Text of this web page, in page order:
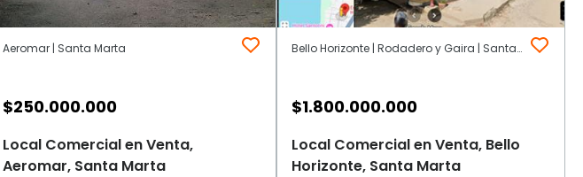
Aeromar | Santa Marta
$250.000.000
Local Comercial en Venta,
Aeromar, Santa Marta
Bello Horizonte | Rodadero y Gaira | Santa Marta
$1.800.000.000
Local Comercial en Venta, Bello
Horizonte, Santa Marta